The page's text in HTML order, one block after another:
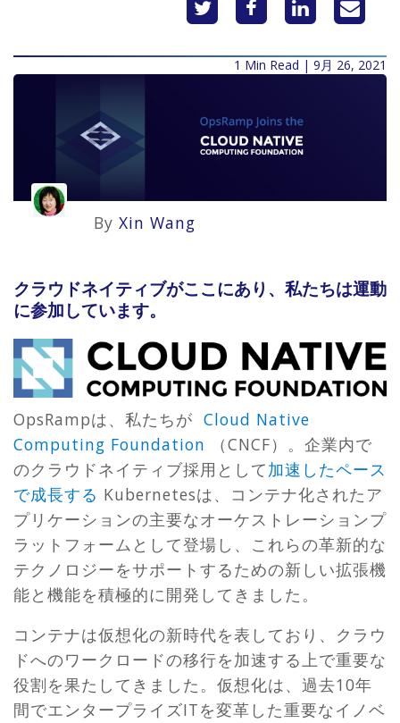
1 Min Read | 9月 26, 2021
By Xin Wang
クラウドネイティブがここにあり、私たちは運動
に参加しています。
OpsRampは、私たちが Cloud Native
Computing Foundation （CNCF）。企業内で
のクラウドネイティブ採用として加速したペース
で成長する Kubernetesは、コンテナ化されたア
プリケーションの主要なオーケストレーションプ
ラットフォームとして登場し、これらの革新的な
テクノロジーをサポートするための新しい拡張機
能と機能を積極的に開発してきました。
コンテナは仮想化の新時代を表しており、クラウ
ドへのワークロードの移行を加速する上で重要な
役割を果たしてきました。仮想化は、過去10年
間でエンタープライズITを変革した重要なイノベ